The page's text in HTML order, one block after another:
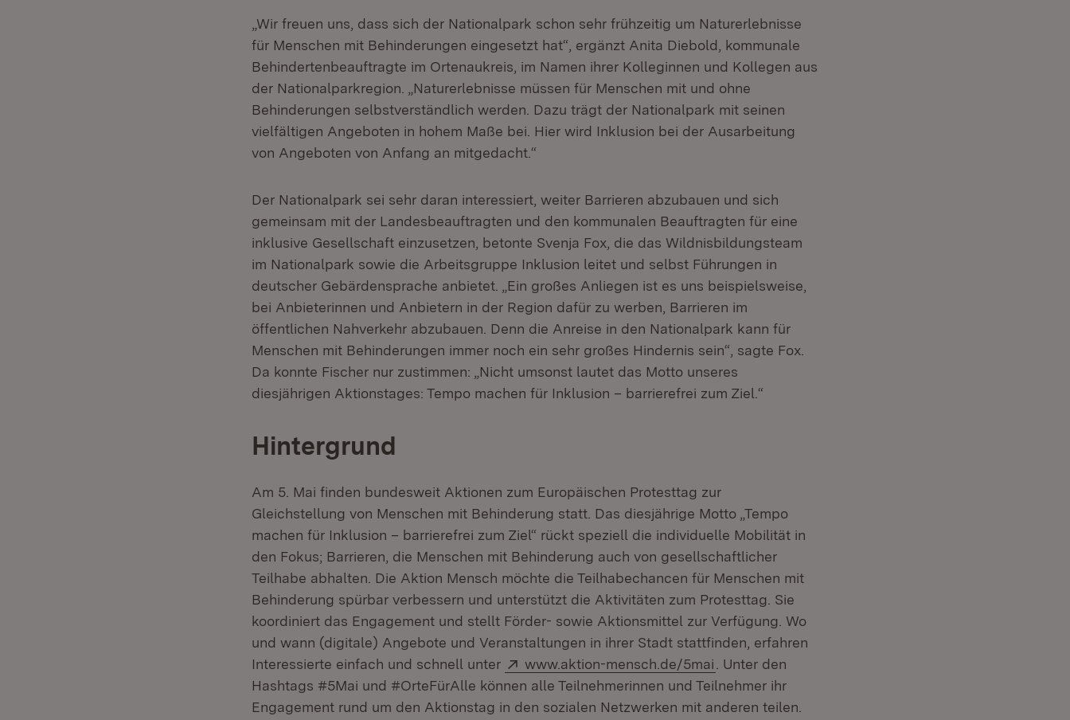
„Wir freuen uns, dass sich der Nationalpark schon sehr frühzeitig um Naturerlebnisse
für Menschen mit Behinderungen eingesetzt hat“, ergänzt Anita Diebold, kommunale
Behindertenbeauftragte im Ortenaukreis, im Namen ihrer Kolleginnen und Kollegen aus
der Nationalparkregion. „Naturerlebnisse müssen für Menschen mit und ohne
Behinderungen selbstverständlich werden. Dazu trägt der Nationalpark mit seinen
vielfältigen Angeboten in hohem Maße bei. Hier wird Inklusion bei der Ausarbeitung
von Angeboten von Anfang an mitgedacht.“
Der Nationalpark sei sehr daran interessiert, weiter Barrieren abzubauen und sich
gemeinsam mit der Landesbeauftragten und den kommunalen Beauftragten für eine
inklusive Gesellschaft einzusetzen, betonte Svenja Fox, die das Wildnisbildungsteam
im Nationalpark sowie die Arbeitsgruppe Inklusion leitet und selbst Führungen in
deutscher Gebärdensprache anbietet. „Ein großes Anliegen ist es uns beispielsweise,
bei Anbieterinnen und Anbietern in der Region dafür zu werben, Barrieren im
öffentlichen Nahverkehr abzubauen. Denn die Anreise in den Nationalpark kann für
Menschen mit Behinderungen immer noch ein sehr großes Hindernis sein“, sagte Fox.
Da konnte Fischer nur zustimmen: „Nicht umsonst lautet das Motto unseres
diesjährigen Aktionstages: Tempo machen für Inklusion – barrierefrei zum Ziel.“
Hintergrund
Am 5. Mai finden bundesweit Aktionen zum Europäischen Protesttag zur
Gleichstellung von Menschen mit Behinderung statt. Das diesjährige Motto „Tempo
machen für Inklusion – barrierefrei zum Ziel“ rückt speziell die individuelle Mobilität in
den Fokus; Barrieren, die Menschen mit Behinderung auch von gesellschaftlicher
Teilhabe abhalten. Die Aktion Mensch möchte die Teilhabechancen für Menschen mit
Behinderung spürbar verbessern und unterstützt die Aktivitäten zum Protesttag. Sie
koordiniert das Engagement und stellt Förder- sowie Aktionsmittel zur Verfügung. Wo
und wann (digitale) Angebote und Veranstaltungen in ihrer Stadt stattfinden, erfahren
Interessierte einfach und schnell unter
Extern:
www.aktion-mensch.de/5mai (Öffnet in neuem Fenster)
. Unter den
Hashtags #5Mai und #OrteFürAlle können alle Teilnehmerinnen und Teilnehmer ihr
Engagement rund um den Aktionstag in den sozialen Netzwerken mit anderen teilen.